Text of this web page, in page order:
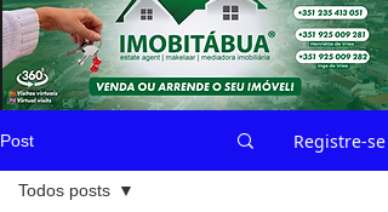
Post Registre-se
Todos posts